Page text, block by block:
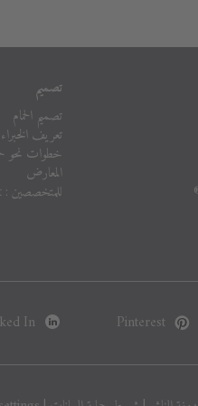
تصميم
تصميم الحمام
تعريف
خطوات نحو
المعارض
للمتخصصين : pro.duravit
Pinterest
In